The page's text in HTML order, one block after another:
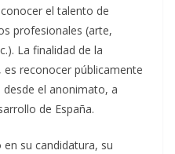
el talento de
profesionales (arte,
La finalidad de la
reconocer públicamente
el anonimato, a
de España.
su candidatura, su